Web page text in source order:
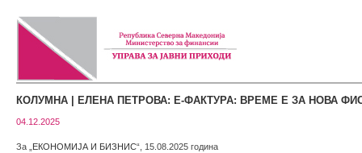
КОЛУМНА | ЕЛЕНА ПЕТРОВА: Е-ФАКТУРА: ВРЕМЕ Е ЗА НОВА
04.12.2025
За „ ЕКОНОМИЈА И БИЗНИС“, 15.08.2025 година